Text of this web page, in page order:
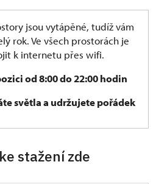
jsou vytápěné, tudíž vám
rok. Ve všech prostorách je
k internetu přes wifi.
od 8:00 do 22:00 hodin
světla a udržujete pořádek
stažení zde